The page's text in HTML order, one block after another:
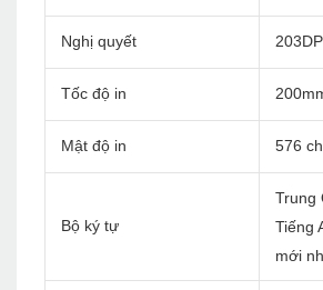
Nghị quyết
Tốc độ in
Mật độ in 576
Bộ ký tự
Trung
Tiếng
mới